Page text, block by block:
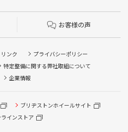
お客様の声
リンク
プライバシーポリシー
特定整備に関する弊社取組について
企業情報
ブリヂストンホイールサイト
インストア
イヤ履き替え/オイル交換/その他